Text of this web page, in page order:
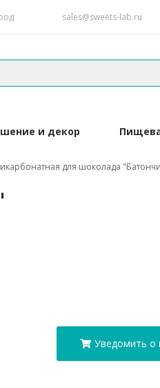
sales@sweets-lab.ru
и декор
для шоколада
Уведомить о